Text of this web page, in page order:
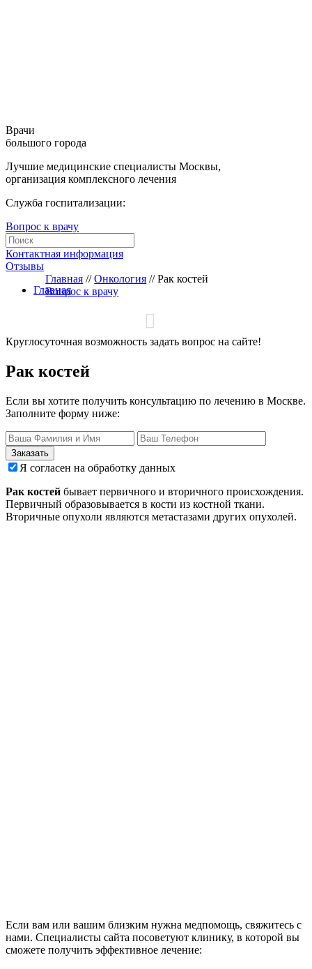
Врачи
большого города
Лучшие медицинские специалисты Москвы,
организация комплексного лечения
Служба госпитализации:
Вопрос к врачу
Контактная информация
Отзывы
Главная
Главная // Онкология // Рак костей
Вопрос к врачу
Круглосуточная возможность задать вопрос на сайте!
Рак костей
Если вы хотите получить консультацию по лечению в Москве.
Заполните форму ниже:
Заказать
Я согласен на обработку данных
Рак костей бывает первичного и вторичного происхождения.
Первичный образовывается в кости из костной ткани.
Вторичные опухоли являются метастазами других опухолей.
Если вам или вашим близким нужна медпомощь, свяжитесь с
нами. Специалисты сайта посоветуют клинику, в которой вы
сможете получить эффективное лечение: